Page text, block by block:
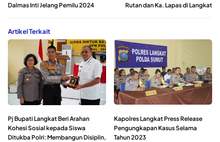
Dalmas Inti Jelang Pemilu 2024
Rutan dan Ka. Lapas di Langkat
Artikel Terkait
Pj Bupati Langkat Beri Arahan
Kohesi Sosial kepada Siswa
Ditukba Polri: Membangun Disiplin,
Kapolres Langkat Press Release
Pengungkapan Kasus Selama
Tahun 2023